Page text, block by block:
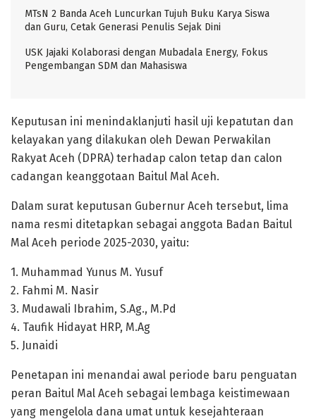
MTsN 2 Banda Aceh Luncurkan Tujuh Buku Karya Siswa
dan Guru, Cetak Generasi Penulis Sejak Dini
USK Jajaki Kolaborasi dengan Mubadala Energy, Fokus
Pengembangan SDM dan Mahasiswa
Keputusan ini menindaklanjuti hasil uji kepatutan dan
kelayakan yang dilakukan oleh Dewan Perwakilan
Rakyat Aceh (DPRA) terhadap calon tetap dan calon
cadangan keanggotaan Baitul Mal Aceh.
Dalam surat keputusan Gubernur Aceh tersebut, lima
nama resmi ditetapkan sebagai anggota Badan Baitul
Mal Aceh periode 2025-2030, yaitu:
1. Muhammad Yunus M. Yusuf
2. Fahmi M. Nasir
3. Mudawali Ibrahim, S.Ag., M.Pd
4. Taufik Hidayat HRP, M.Ag
5. Junaidi
Penetapan ini menandai awal periode baru penguatan
peran Baitul Mal Aceh sebagai lembaga keistimewaan
yang mengelola dana umat untuk kesejahteraan